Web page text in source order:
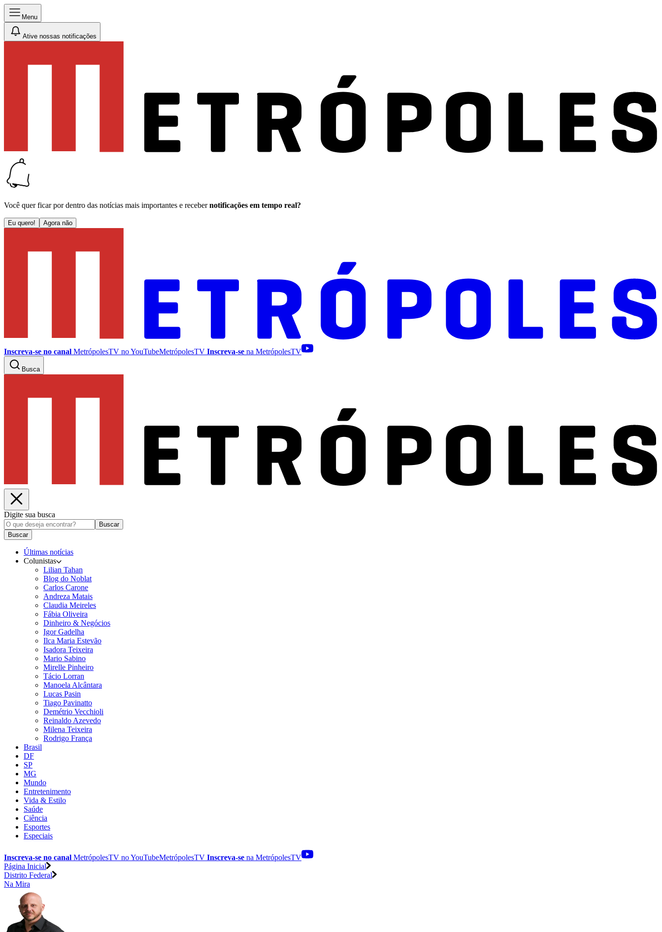
Menu
Ative nossas notificações
Você quer ficar por dentro das notícias mais importantes e receber notificações em tempo real?
Eu quero! Agora não
Inscreva-se no canal MetrópolesTV noYouTubeMetrópolesTV Inscreva-se na MetrópolesTV
Busca
Digite sua busca
Buscar
Buscar
Últimas notícias
Colunistas
Lilian Tahan
Blog do Noblat
Carlos Carone
Andreza Matais
Claudia Meireles
Fábia Oliveira
Dinheiro & Negócios
Igor Gadelha
Ilca Maria Estevão
Isadora Teixeira
Mario Sabino
Mirelle Pinheiro
Tácio Lorran
Manoela Alcântara
Lucas Pasin
Tiago Pavinatto
Demétrio Vecchioli
Reinaldo Azevedo
Milena Teixeira
Rodrigo França
Brasil
DF
SP
MG
Mundo
Entretenimento
Vida & Estilo
Saúde
Ciência
Esportes
Especiais
Inscreva-se no canal MetrópolesTV noYouTubeMetrópolesTV Inscreva-se na MetrópolesTV
Página Inicial
Distrito Federal
Na Mira